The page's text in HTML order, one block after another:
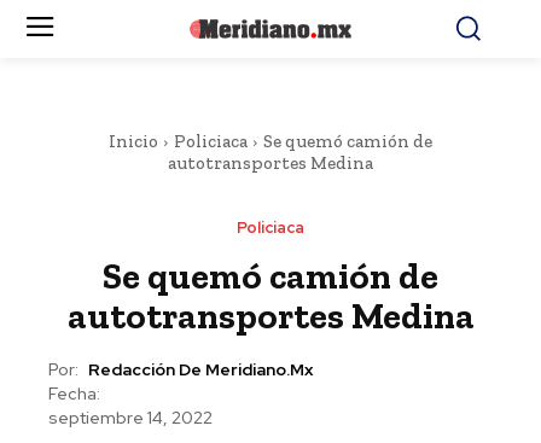
Inicio Policiaca
Se quemó camión de
autotransportes Medina
Policiaca
Se quemó camión de
autotransportes Medina
Por: Redacción De Meridiano.mx
Fecha:
septiembre 14, 2022